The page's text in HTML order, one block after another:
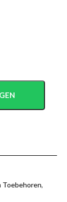
Toebehoren,